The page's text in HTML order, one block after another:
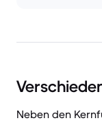
Neben den